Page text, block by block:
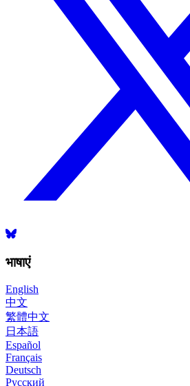
भाषाएं
English
中文
繁體中文
日本語
Español
Français
Deutsch
Русский